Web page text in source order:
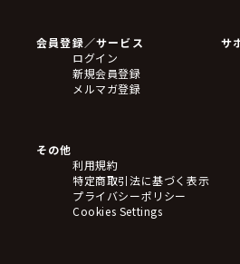
フィギュア
アクリルスタンド
バッジ
キーホルダー・ストラップ
ステッカー・シール・カード
タペストリー・ポスター
アームサポーター
ブレードホルダー
会員登録／サービス
ログイン
新規会員登録
メルマガ登録
サ
その他
利用規約
特定商取引法に基づく表示
プライバシーポリシー
Cookies Settings